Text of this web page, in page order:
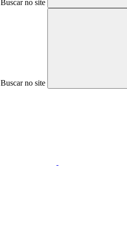
Buscar no site
Buscar no site